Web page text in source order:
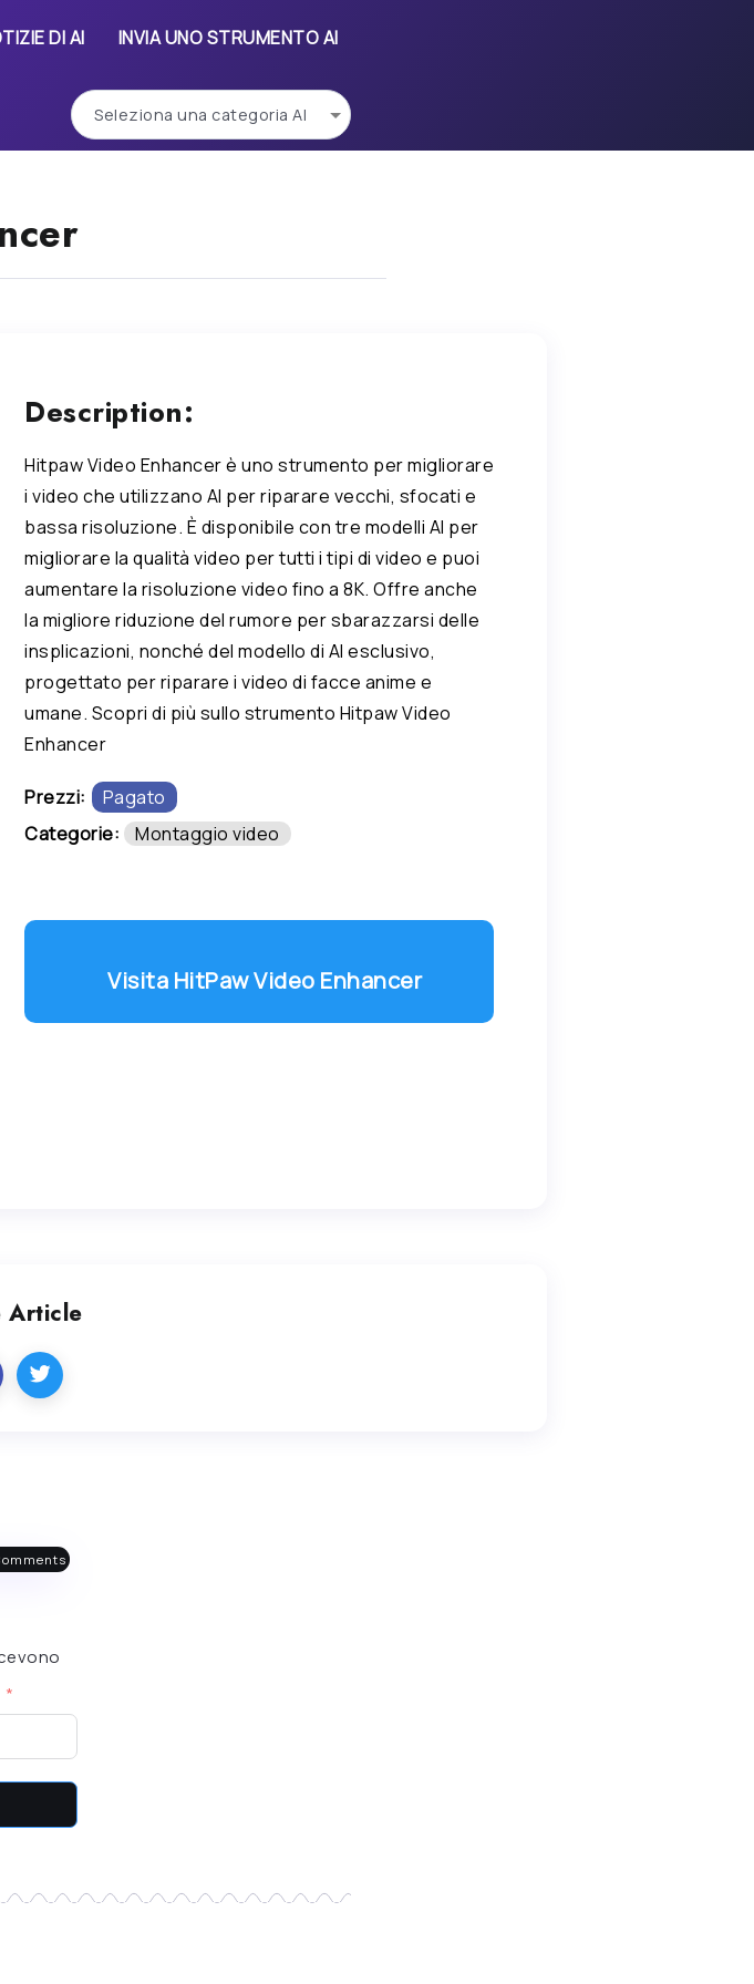
DI AI INVIA UNO STRUMENTO AI
Description:
Hitpaw Video Enhancer è uno strumento per migliorare
i video che utilizzano AI per riparare vecchi, sfocati e
bassa risoluzione. È disponibile con tre modelli AI per
migliorare la qualità video per tutti i tipi di video e puoi
aumentare la risoluzione video fino a 8K. Offre anche
la migliore riduzione del rumore per sbarazzarsi delle
insplicazioni, nonché del modello di AI esclusivo,
progettato per riparare i video di facce anime e
umane. Scopri di più sullo strumento Hitpaw Video
Enhancer
Prezzi:
Pagato
Categorie:
Montaggio video
Visita HitPaw Video Enhancer
Article